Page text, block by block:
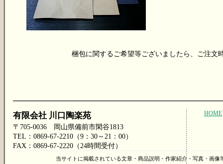
梱包に関するご希望等ございましたら、ご注文
有限会社 川口陶楽苑
〒705-0036 岡山県備前市閑谷1813
TEL：0869-67-2210（9：30～21：00）
FAX：0869-67-2220（24時間受付）
HOME
当サイトに掲載されている文章・商品説明・作家紹介・写真・画